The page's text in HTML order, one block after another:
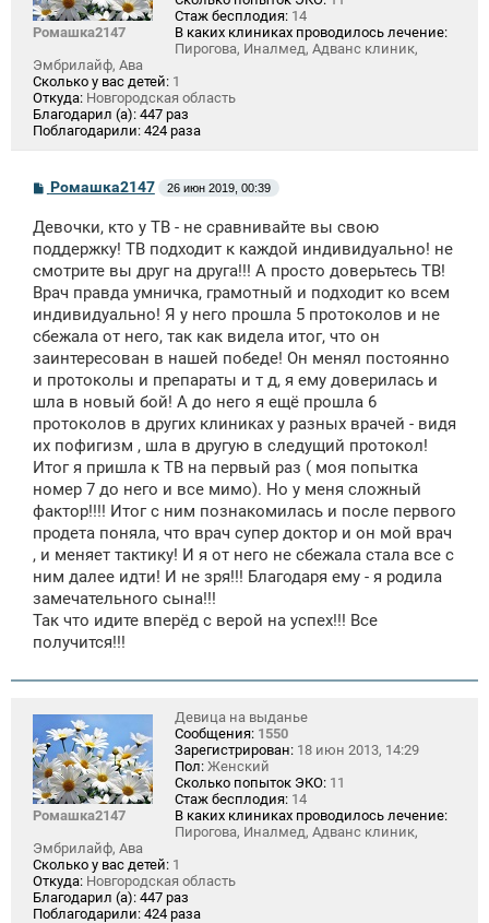
Ромашка2147
Стаж бесплодия: 14
В каких клиниках проводилось лечение:
Пирогова, Иналмед, Адванс клиник,
Эмбрилайф, Ава
Сколько у вас детей: 1
Откуда: Новгородская область
Благодарил (а): 447 раз
Поблагодарили: 424 раза
С
о
б
щ
е
н
и
е
Ромашка2147 26 июн 2019, 00:39
Девочки, кто у ТВ - не сравнивайте вы свою
поддержку! ТВ подходит к каждой индивидуально! не
смотрите вы друг на друга!!! А просто доверьтесь ТВ!
Врач правда умничка, грамотный и подходит ко всем
индивидуально! Я у него прошла 5 протоколов и не
сбежала от него, так как видела итог, что он
заинтересован в нашей победе! Он менял постоянно
и протоколы и препараты и т д, я ему доверилась и
шла в новый бой! А до него я ещё прошла 6
протоколов в других клиниках у разных врачей - видя
их пофигизм , шла в другую в следущий протокол!
Итог я пришла к ТВ на первый раз ( моя попытка
номер 7 до него и все мимо). Но у меня сложный
фактор!!!! Итог с ним познакомилась и после первого
продета поняла, что врач супер доктор и он мой врач
, и меняет тактику! И я от него не сбежала стала все с
ним далее идти! И не зря!!! Благодаря ему - я родила
замечательного сына!!!
Так что идите вперёд с верой на успех!!! Все
получится!!!
Ромашка2147
Девица на выданье
Сообщения: 1550
Зарегистрирован: 18 июн 2013, 14:29
Пол: Женский
Сколько попыток ЭКО: 11
Стаж бесплодия: 14
В каких клиниках проводилось лечение:
Пирогова, Иналмед, Адванс клиник,
Эмбрилайф, Ава
Сколько у вас детей: 1
Откуда: Новгородская область
Благодарил (а): 447 раз
Поблагодарили: 424 раза